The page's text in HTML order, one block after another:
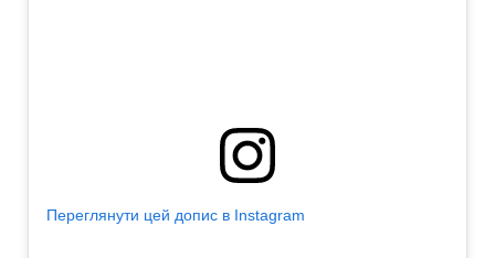
Переглянути цей допис в Instagram